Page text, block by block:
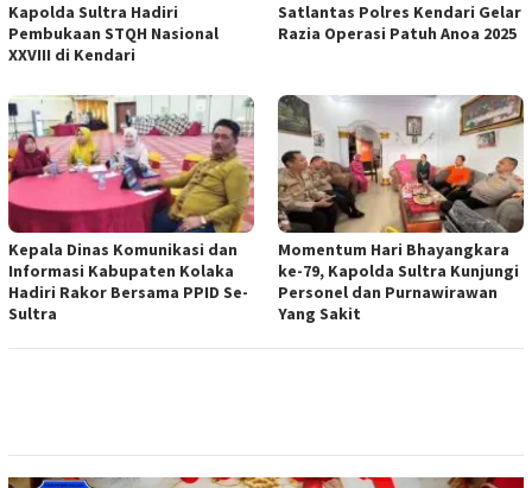
Kapolda Sultra Hadiri
Pembukaan STQH Nasional
XXVIII di Kendari
Satlantas Polres Kendari Gelar
Razia Operasi Patuh Anoa 2025
Kepala Dinas Komunikasi dan
Informasi Kabupaten Kolaka
Hadiri Rakor Bersama PPID Se-
Sultra
Momentum Hari Bhayangkara
ke-79, Kapolda Sultra Kunjungi
Personel dan Purnawirawan
Yang Sakit